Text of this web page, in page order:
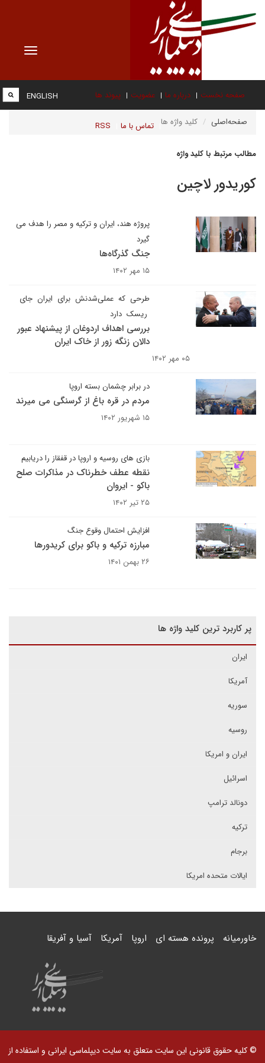
Toggle
صفحه نخست درباره ما عضویت پیوند ها
تماس با ما RSS
ENGLISH
صفحه‌اصلی کلید واژه ها
مطالب مرتبط با کلید واژه
کوریدور لاچین
پروژه هند، ایران و ترکیه و مصر را هدف می
گیرد
جنگ گذرگاه‌ها
۱۵ مهر ۱۴۰۲
طرحی که عملی‌شدنش برای ایران جای
ریسک دارد
بررسی اهداف اردوغان از پیشنهاد عبور
دالان زنگه زور از خاک ایران
۰۵ مهر ۱۴۰۲
در برابر چشمان بسته اروپا
مردم در قره باغ از گرسنگی می میرند
۱۵ شهریور ۱۴۰۲
بازی های روسیه و اروپا در قفقاز را دریابیم
نقطه عطف خطرناک در مذاکرات صلح
باکو - ایروان
۲۵ تیر ۱۴۰۲
افزایش احتمال وقوع جنگ
مبارزه ترکیه و باکو برای کریدورها
۲۶ بهمن ۱۴۰۱
پر کاربرد ترین کلید واژه ها
ایران
آمریکا
سوریه
روسیه
ایران و امریکا
اسرائیل
دونالد ترامپ
ترکیه
برجام
ایالات متحده امریکا
خاورمیانه پرونده هسته ای اروپا آمریکا آسیا و آفریقا
© کلیه حقوق قانونی این سایت متعلق به سایت دیپلماسی ایرانی و استفاده از